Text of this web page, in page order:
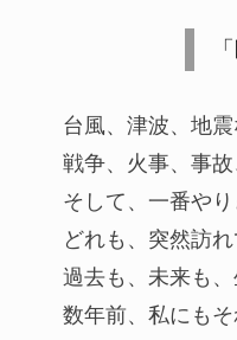
台風、津波、地震
戦争、火事、事故
そして、一番や
どれも、突然訪
過去も、未来も、
数年前、私にも